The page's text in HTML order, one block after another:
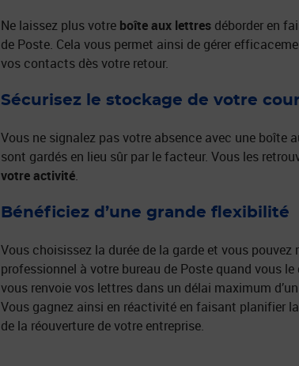
Ne laissez plus votre boîte aux lettres déborder en
de Poste. Cela vous permet ainsi de gérer
vos contacts dès votre retour.
Sécurisez le stockage de votre
Vous ne signalez pas votre absence avec une boîte
sont gardés en lieu sûr par le facteur. Vous les
votre activité.
Bénéficiez d’une grande flexibilité
Vous choisissez la durée de la garde et vous pouvez
professionnel à votre bureau de Poste quand vous
vous renvoie vos lettres dans un délai maximum
Vous gagnez ainsi en réactivité en faisant planifier
de la réouverture de votre entreprise.